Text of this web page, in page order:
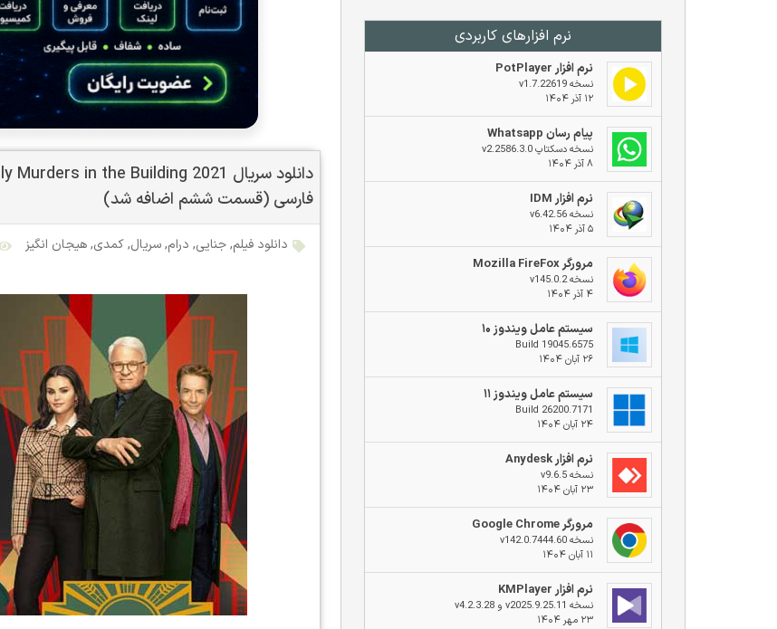
نرم افزار‌های کاربردی
نرم افزار PotPlayer
نسخه v1.7.22619
۱۲ آذر ۱۴۰۴
پیام رسان Whatsapp
نسخه دسکتاپ v2.2586.3.0
۸ آذر ۱۴۰۴
نرم افزار IDM
نسخه v6.42.56
۵ آذر ۱۴۰۴
مرورگر Mozilla FireFox
نسخه v145.0.2
۴ آذر ۱۴۰۴
سیستم عامل ویندوز ۱۰
Build 19045.6575
۲۶ آبان ۱۴۰۴
سیستم عامل ویندوز ۱۱
Build 26200.7171
۲۴ آبان ۱۴۰۴
نرم افزار Anydesk
نسخه v9.6.5
۲۳ آبان ۱۴۰۴
مرورگر Google Chrome
نسخه v142.0.7444.60
۱۱ آبان ۱۴۰۴
نرم افزار KMPlayer
نسخه v2025.9.25.11 و v4.2.3.28
۲۳ مهر ۱۴۰۴
فارسی (قسمت ششم اضافه شد)
دانلود فیلم,جنایی, درام,سریال,کمدی,هیجان انگیز